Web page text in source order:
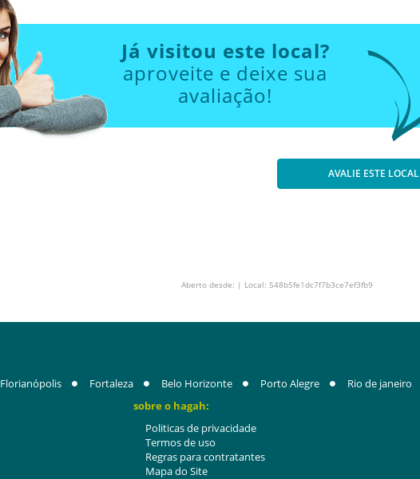
Já visitou este local?
aproveite e deixe sua
avaliação!
AVALIE ESTE LOCAL
Aberto desde: | Local: 548b5fe1dc7f7b3ce7ef3fb9
Florianópolis Fortaleza Belo Horizonte Porto Alegre Rio de janeiro
sobre o hagah:
Politicas de privacidade
Termos de uso
Regras para contratantes
Mapa do Site